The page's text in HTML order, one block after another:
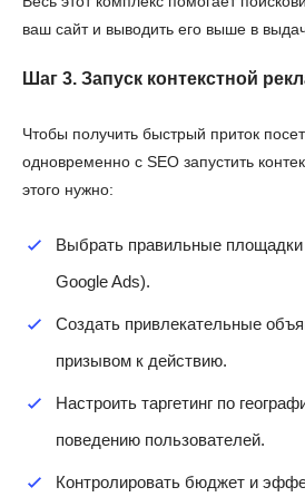
ваш сайт и выводить его выше в
Шаг 3. Запуск контекстной
Чтобы получить быстрый приток
одновременно с SEO запустить
этого нужно:
Выбрать правильные площадки
Google Ads).
Создать привлекательные
призывом к действию.
Настроить таргетинг по
поведению пользователей.
Контролировать бюджет и